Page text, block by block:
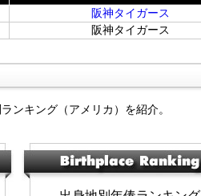
阪神タイガース
阪神タイガース
ンキング（アメリカ）を紹介。